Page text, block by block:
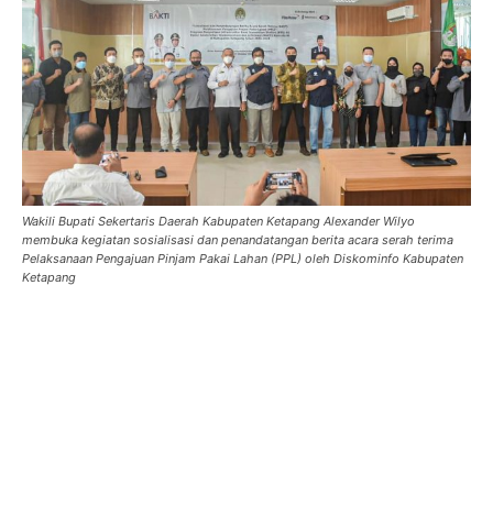
Wakili Bupati Sekertaris Daerah Kabupaten Ketapang Alexander Wilyo
membuka kegiatan sosialisasi dan penandatangan berita acara serah terima
Pelaksanaan Pengajuan Pinjam Pakai Lahan (PPL) oleh Diskominfo Kabupaten
Ketapang